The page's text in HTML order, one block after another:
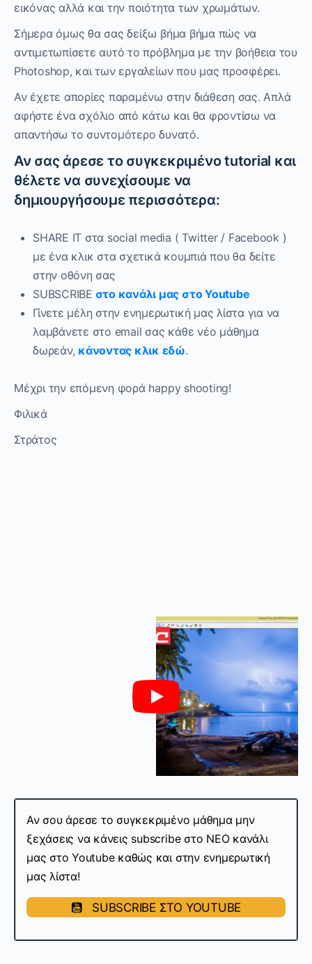
εικόνας αλλά και την ποιότητα των χρωμάτων.
Σήμερα όμως θα σας δείξω βήμα βήμα πώς να
αντιμετωπίσετε αυτό το πρόβλημα με την βοήθεια του
Photoshop, και των εργαλείων που μας προσφέρει.
Αν έχετε απορίες παραμένω στην διάθεση σας. Απλά
αφήστε ένα σχόλιο από κάτω και θα φροντίσω να
απαντήσω το συντομότερο δυνατό.
Αν σας άρεσε το συγκεκριμένο tutorial και
θέλετε να συνεχίσουμε να
δημιουργήσουμε περισσότερα:
SHARE IT στα social media ( Twitter / Facebook )
με ένα κλικ στα σχετικά κουμπιά που θα δείτε
στην οθόνη σας
SUBSCRIBE στο κανάλι μας στο Youtube
Γίνετε μέλη στην ενημερωτική μας λίστα για να
λαμβάνετε στο email σας κάθε νέο μάθημα
δωρεάν, κάνοντας κλικ εδώ.
Μέχρι την επόμενη φορά happy shooting!
Φιλικά
Στράτος
Αν σου άρεσε το συγκεκριμένο μάθημα μην
ξεχάσεις να κάνεις subscribe στo ΝΕΟ κανάλι
μας στο Youtube καθώς και στην ενημερωτική
μας λίστα!
SUBSCRIBE ΣΤΟ YOUTUBE